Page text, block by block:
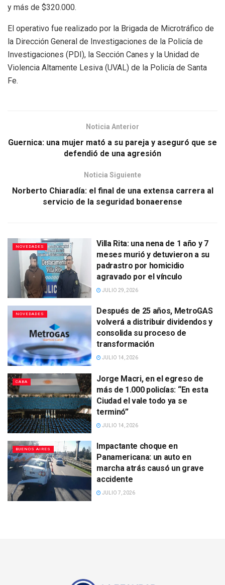
y más de $320.000.
El operativo fue realizado por la Brigada de Microtráfico de
la Dirección General de Investigaciones de la Policía de
Investigaciones (PDI), la Sección Canes y la Unidad de
Violencia Altamente Lesiva (UVAL) de la Policía de Santa
Fe.
Noticia Anterior
Guernica: una mujer mató a su pareja y aseguró que se
defendió de una agresión
Noticia Siguiente
Norberto Chiaradía: el final de una extensa carrera al
servicio de la seguridad bonaerense
NOVEDADES
Villa Rita: una nena de 1 año y 7
meses murió y detuvieron a su
padrastro por homicidio
agravado por el vínculo
JULIO 29, 2026
NOVEDADES
Después de 25 años, MetroGAS
volverá a distribuir dividendos y
consolida su proceso de
transformación
JULIO 14, 2026
CABA
Jorge Macri, en el egreso de
más de 1.000 policías: “En esta
Ciudad el vale todo ya se
terminó”
JULIO 14, 2026
BUENOS AIRES
Impactante choque en
Panamericana: un auto en
marcha atrás causó un grave
accidente
JULIO 7, 2026